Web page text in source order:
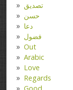
تصدیق
حسن
دعا
فضول
Out
Arabic
Love
Regards